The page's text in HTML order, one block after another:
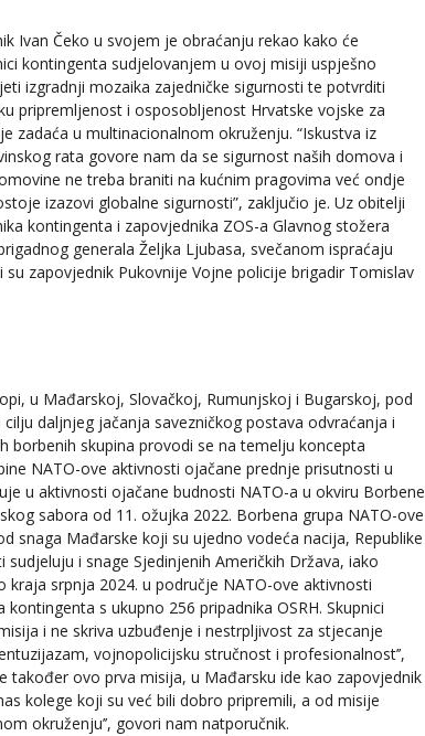
Ivan Čeko u svojem je obraćanju rekao kako će
kontingenta sudjelovanjem u ovoj misiji uspješno
izgradnji mozaika zajedničke sigurnosti te potvrditi
pripremljenost i osposobljenost Hrvatske vojske za
zadaća u multinacionalnom okruženju. “Iskustva iz
rata govore nam da se sigurnost naših domova i
ne treba braniti na kućnim pragovima već ondje
izazovi globalne sigurnosti”, zaključio je. Uz obitelji
kontingenta i zapovjednika ZOS-a Glavnog stožera
generala Željka Ljubasa, svečanom ispraćaju
su zapovjednik Pukovnije Vojne policije brigadir Tomislav
u Mađarskoj, Slovačkoj, Rumunjskoj i Bugarskoj, pod
daljnjeg jačanja savezničkog postava odvraćanja i
borbenih skupina provodi se na temelju koncepta
NATO-ove aktivnosti ojačane prednje prisutnosti u
u aktivnosti ojačane budnosti NATO-a u okviru Borbene
sabora od 11. ožujka 2022. Borbena grupa NATO-ove
snaga Mađarske koji su ujedno vodeća nacija, Republike
i snage Sjedinjenih Američkih Država, iako
kraja srpnja 2024. u područje NATO-ove aktivnosti
s ukupno 256 pripadnika OSRH. Skupnici
i ne skriva uzbuđenje i nestrpljivost za stjecanje
vojnopolicijsku stručnost i profesionalnost’’,
također ovo prva misija, u Mađarsku ide kao zapovjednik
kolege koji su već bili dobro pripremili, a od misije
okruženju’’, govori nam natporučnik.